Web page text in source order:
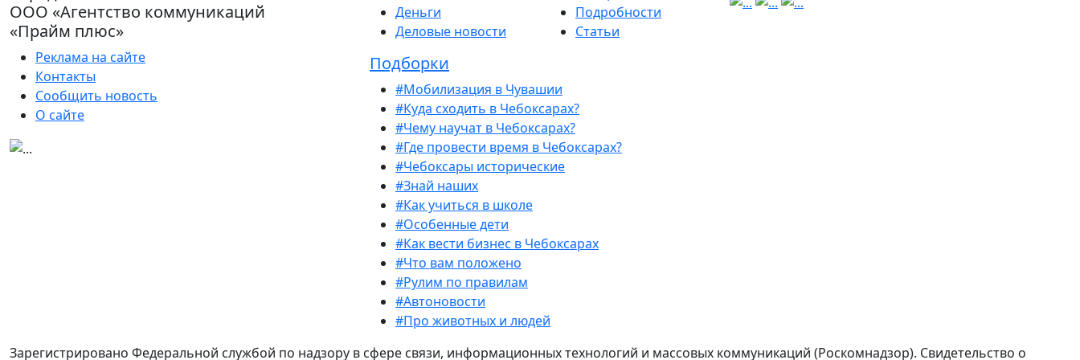
ООО «Агентство коммуникаций
«Прайм плюс»
Реклама на сайте
Контакты
Сообщить новость
О сайте
Деньги
Деловые новости
Подробности
Статьи
Подборки
#Мобилизация в Чувашии
#Куда сходить в Чебоксарах?
#Чему научат в Чебоксарах?
#Где провести время в Чебоксарах?
#Чебоксары исторические
#Знай наших
#Как учиться в школе
#Особенные дети
#Как вести бизнес в Чебоксарах
#Что вам положено
#Рулим по правилам
#Автоновости
#Про животных и людей
Зарегистрировано Федеральной службой по надзору в сфере связи, информационных технологий и массовых коммуникаций (Роскомнадзор). Свидетельство о